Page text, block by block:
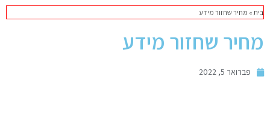
בית » מחיר שחזור מידע
מחיר שחזור מידע
פברואר 5, 2022